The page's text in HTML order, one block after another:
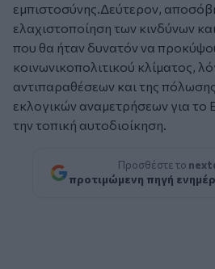
εμπιστοσύνης.Δεύτερον,
ελαχιστοποίηση των κινδύνων
που θα ήταν δυνατόν να
κοινωνικοπολιτικού κλίματος,
αντιπαραθέσεων και της
εκλογικών αναμετρήσεων για το
την τοπική αυτοδιοίκηση.
Προσθέστε το
προτιμώμενη πηγή